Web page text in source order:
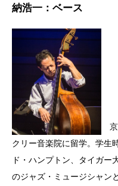
納浩一：ベース
京
クリー音楽院に留学。学生
ド・ハンプトン、タイガー
のジャズ・ミュージシャン